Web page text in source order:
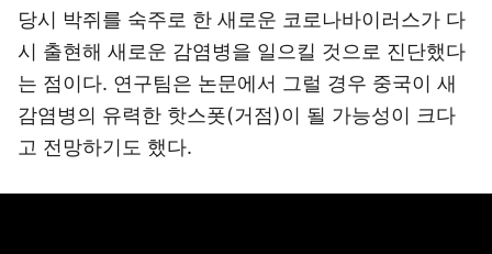
당시 박쥐를 숙주로 한 새로운 코로나바이러스가 다
시 출현해 새로운 감염병을 일으킬 것으로 진단했다
는 점이다. 연구팀은 논문에서 그럴 경우 중국이 새
감염병의 유력한 핫스폿(거점)이 될 가능성이 크다
고 전망하기도 했다.